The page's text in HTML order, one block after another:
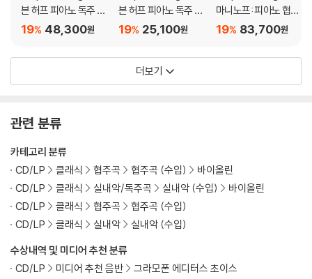
븐 허프 피아노 독주 모
음집 (Piano Postcar
48,300원
19%
븐 허프 피아노 독주 모
음집 (Piano Postcar
25,100원
19%
마니노프: 피아노 협주
곡 전집 (Rachmanino
tos) [3LP]
83,700원
19%
더보기
관련 분류
수상내역 및 미디어 추천 분류
CD/LP
미디어 추천 음반
그라모폰 에디터스 초이스
카테고리 분류
CD/LP
클래식 협주곡 협주곡 (수입)
바이올린
CD/LP
클래식 실내악/독주곡 실내악 (수입)
바이올린
CD/LP
클래식 협주곡
협주곡 (수입)
CD/LP
클래식 실내악 실내악 (수입)